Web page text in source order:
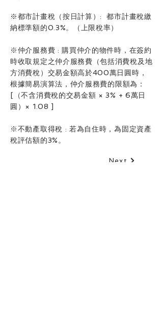
※都市計畫稅（按日計算）: 都市計畫稅繳
納標準額的0.3%。（上限稅率）
※仲介服務費 : 購買仲介的物件時，在簽約
時收取規定之仲介服務費（包括消費稅及地
方消費稅）交易金額高於400萬日圓時，
根據簡易演算法，仲介服務費的限額為：
[（不含消費稅的交易金額 × 3% + 6萬日
圓）× 1.08 ]
※不動產取得稅 : 若為自住時，為固定資產
稅評估額的3%。
Next